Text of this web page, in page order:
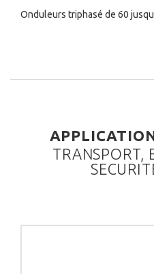
Onduleurs triphasé de 60
TRANSPORT,